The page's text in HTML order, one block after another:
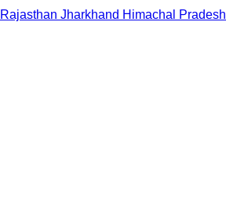
Rajasthan Jharkhand Himachal Pradesh